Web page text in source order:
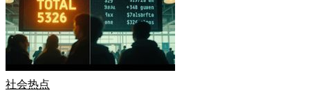
社会热点